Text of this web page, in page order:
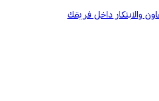
والابتكار داخل فريقك